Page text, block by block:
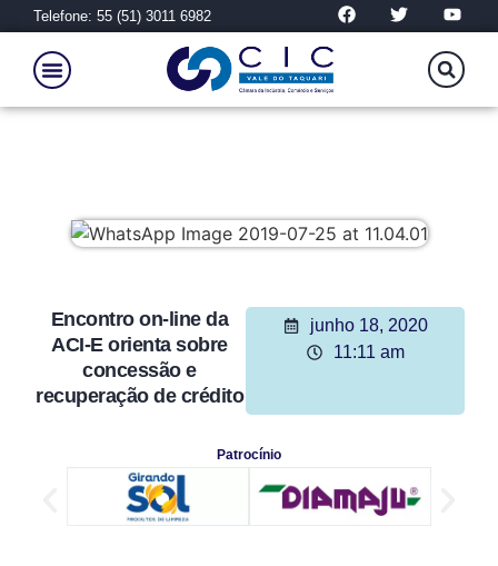
Telefone: 55 (51) 3011 6982
Encontro on-line da
ACI-E orienta sobre
concessão e
recuperação de crédito
junho 18, 2020
11:11 am
Patrocínio